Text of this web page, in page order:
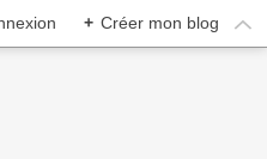
+ Créer mon blog